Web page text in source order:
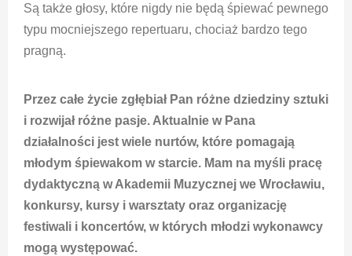
Są także głosy, które nigdy nie będą śpiewać pewnego
typu mocniejszego repertuaru, chociaż bardzo tego
pragną.
Przez całe życie zgłębiał Pan różne dziedziny sztuki
i rozwijał różne pasje. Aktualnie w Pana
działalności jest wiele nurtów, które pomagają
młodym śpiewakom w starcie. Mam na myśli pracę
dydaktyczną w Akademii Muzycznej we Wrocławiu,
konkursy, kursy i warsztaty oraz organizację
festiwali i koncertów, w których młodzi wykonawcy
mogą występować.